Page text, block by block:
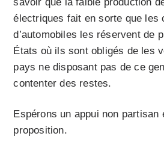
électriques fait en sorte que les
d’automobiles les réservent de
États où ils sont obligés de les
pays ne disposant pas de ce
contenter des restes.
Espérons un appui non partisan
proposition.